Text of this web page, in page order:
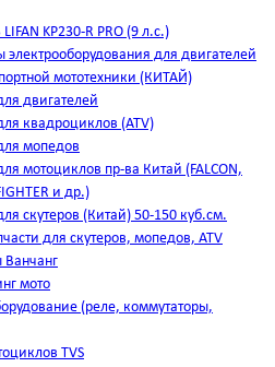
KP230-R PRO (9 л.с.)
электрооборудования для двигателей
мототехники (КИТАЙ)
двигателей
квадроциклов (ATV)
мопедов
мотоциклов пр-ва Китай (FALCON,
и др.)
скутеров (Китай) 50-150 куб.см.
для скутеров, мопедов, ATV
мото
(реле, коммутаторы,
TVS